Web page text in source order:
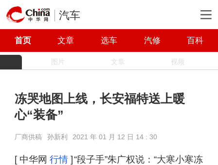
汽车
首页 文章 选车 汽修 百科
图片 文章 视频
冻哭地图上线，长安福特送上暖
心“装备”
厂商供稿 孙新利 2021 年 01 月 12 日 14 : 30
[ 中华网 行情] “段子手”朱广权说：“大寒小寒冻